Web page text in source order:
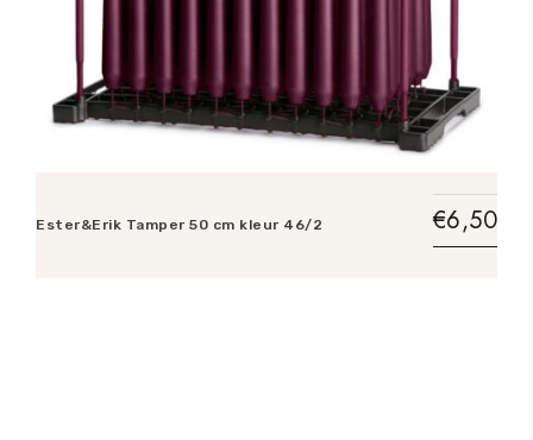
Ester&Erik Tamper 50 cm kleur 46/2 €6,50